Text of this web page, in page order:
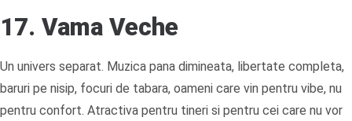
17. Vama Veche
Un univers separat. Muzica pana dimineata, libertate completa,
baruri pe nisip, focuri de tabara, oameni care vin pentru vibe, nu
pentru confort. Atractiva pentru tineri si pentru cei care nu vor